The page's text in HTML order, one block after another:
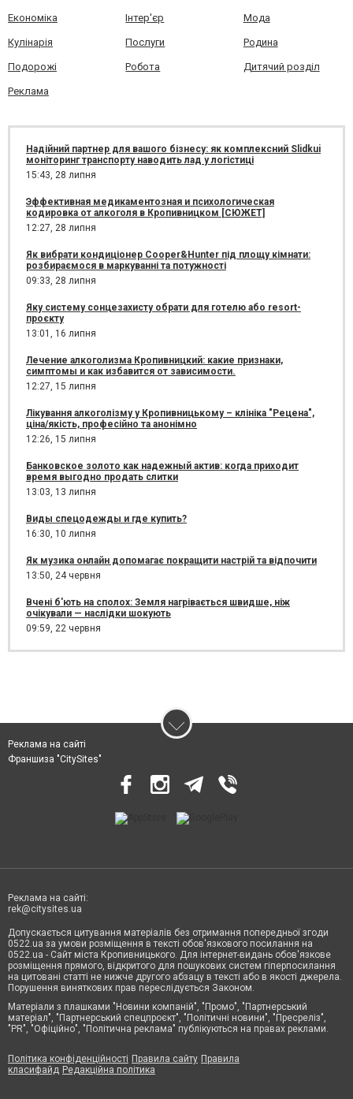
Економіка Інтер'єр Мода
Кулінарія Послуги Родина
Подорожі Робота Дитячий розділ
Реклама
Надійний партнер для вашого бізнесу: як комплексний Slidkui
моніторинг транспорту наводить лад у логістиці
15:43, 28 липня
Эффективная медикаментозная и психологическая
кодировка от алкоголя в Кропивницком [СЮЖЕТ]
12:27, 28 липня
Як вибрати кондиціонер Cooper&Hunter під площу кімнати:
розбираємося в маркуванні та потужності
09:33, 28 липня
Яку систему сонцезахисту обрати для готелю або resort-
проєкту
13:01, 16 липня
Лечение алкоголизма Кропивницкий: какие признаки,
симптомы и как избавится от зависимости.
12:27, 15 липня
Лікування алкоголізму у Кропивницькому – клініка "Рецена",
ціна/якість, професійно та анонімно
12:26, 15 липня
Банковское золото как надежный актив: когда приходит
время выгодно продать слитки
13:03, 13 липня
Виды спецодежды и где купить?
16:30, 10 липня
Як музика онлайн допомагає покращити настрій та відпочити
13:50, 24 червня
Вчені б'ють на сполох: Земля нагрівається швидше, ніж
очікували — наслідки шокують
09:59, 22 червня
Реклама на сайті
Франшиза "CitySites"
Реклама на сайті:
rek@citysites.ua
Допускається цитування матеріалів без отримання попередньої згоди
0522.ua за умови розміщення в тексті обов'язкового посилання на
0522.ua - Сайт міста Кропивницького. Для інтернет-видань обов'язкове
розміщення прямого, відкритого для пошукових систем гіперпосилання
на цитовані статті не нижче другого абзацу в тексті або в якості джерела.
Порушення виняткових прав переслідується Законом.
Матеріали з плашками "Новини компаній", "Промо", "Партнерський
матеріал", "Партнерський спецпроєкт", "Політичні новини", "Пресреліз",
"PR", "Офіційно", "Політична реклама" публікуються на правах реклами.
Політика конфіденційності Правила сайту Правила
класифайд Редакційна політика